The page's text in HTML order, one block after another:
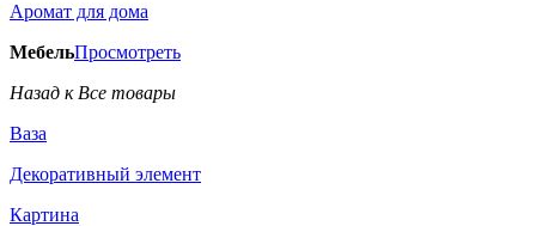
Аромат для дома
МебельПросмотреть
Назад к Все товары
Ваза
Декоративный элемент
Картина